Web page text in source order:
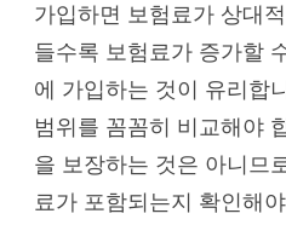
가입하면 보험료가 상대
들수록 보험료가 증가할
에 가입하는 것이 유리합
범위를 꼼꼼히 비교해야
을 보장하는 것은 아니므
료가 포함되는지 확인해